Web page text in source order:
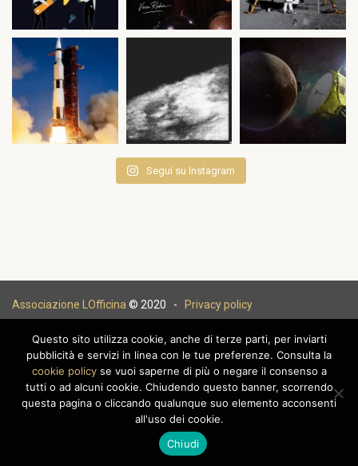
Segui su Instagram
Associazione LOfficina © 2020 - Privacy policy
Questo sito utilizza cookie, anche di terze parti, per inviarti
pubblicità e servizi in linea con le tue preferenze. Consulta la
cookie policyse vuoi saperne di più o negare il consenso a
tutti o ad alcuni cookie. Chiudendo questo banner, scorrendo
questa pagina o cliccando qualunque suo elemento acconsenti
all'uso dei cookie.
Chiudi